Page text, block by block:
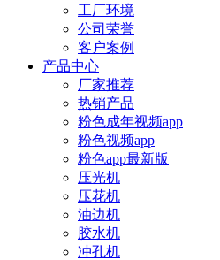
工厂环境
公司荣誉
客户案例
产品中心
厂家推荐
热销产品
粉色成年视频app
粉色视频app
粉色app最新版
压光机
压花机
油边机
胶水机
冲孔机